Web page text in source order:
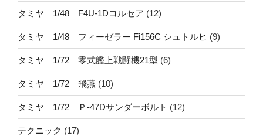
タミヤ 1/48 F4U-1Dコルセア (12)
タミヤ 1/48 フィーゼラー Fi156C シュトルヒ (9)
タミヤ 1/72 零式艦上戦闘機21型 (6)
タミヤ 1/72 飛燕 (10)
タミヤ 1/72 Ｐ-47Dサンダーボルト (12)
テクニック (17)